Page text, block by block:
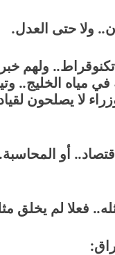
ولا حتى العدل.
في مياه
لا يصلحون
أو
فعلا لم يخلق